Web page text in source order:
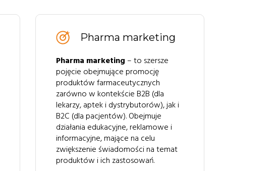
Pharma marketing
Pharma marketing – to szersze
pojęcie obejmujące promocję
produktów farmaceutycznych
zarówno w kontekście B2B (dla
lekarzy, aptek i dystrybutorów), jak i
B2C (dla pacjentów). Obejmuje
działania edukacyjne, reklamowe i
informacyjne, mające na celu
zwiększenie świadomości na temat
produktów i ich zastosowań.